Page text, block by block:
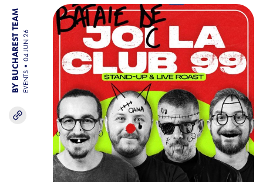
BY BUCHAREST TEAM EVENTS
04 JUN 26